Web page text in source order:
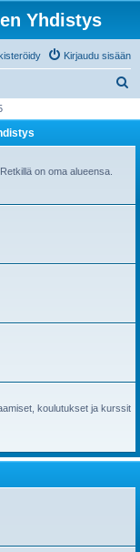
Yhdistys
Kirjaudu sisään
i
on oma alueensa.
koulutukset ja kurssit